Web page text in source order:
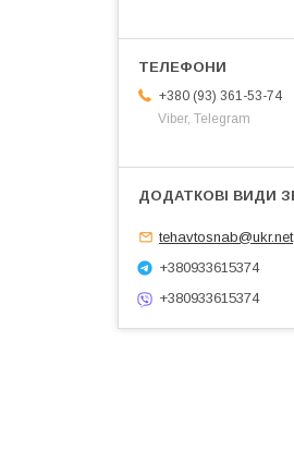
+380 (93) 361-53-74
Viber, Telegram
tehavtosnab@ukr.net
+380933615374
+380933615374